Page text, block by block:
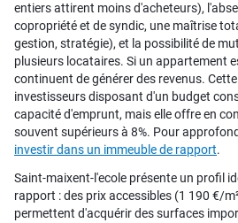
entiers attirent moins d'acheteurs),
copropriété et de syndic, une maîtrise
gestion, stratégie), et la possibilité de
plusieurs locataires. Si un appartement
continuent de générer des revenus.
investisseurs disposant d'un budget
capacité d'emprunt, mais elle offre en
souvent supérieurs à 8%. Pour
investir dans un immeuble de rapport.
Saint-maixent-l'ecole présente un profil
rapport : des prix accessibles (1 190 €/
permettent d'acquérir des surfaces